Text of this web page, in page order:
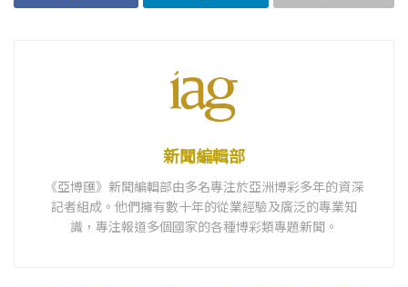
新聞編輯部
《亞博匯》新聞編輯部由多名專注於亞洲博彩多年的資深
記者組成。他們擁有數十年的從業經驗及廣泛的專業知
識，專注報道多個國家的各種博彩類專題新聞。